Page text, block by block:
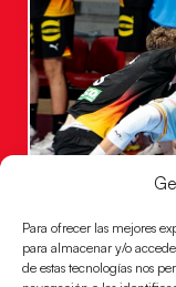
Para ofrecer las mejores
para almacenar y/o
de estas tecnologías nos
conquistar el
Los Hispanos